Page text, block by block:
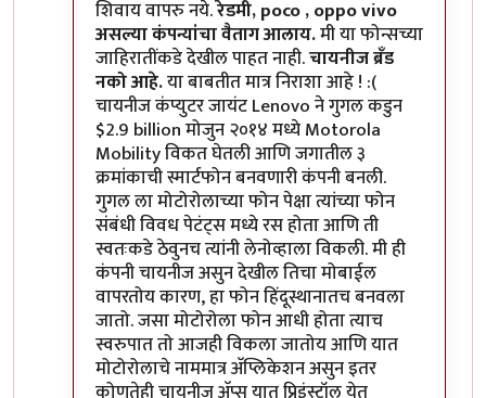
शिवाय वापरु नये.रेडमी, poco , oppo vivo
असल्या कंपन्यांचा वैताग आलाय.मी या फोन्सच्या
जाहिरातींकडे देखील पाहत नाही.चायनीज ब्रँड
नको आहे.या बाबतीत मात्र निराशा आहे ! :(
चायनीज कंप्युटर जायंट Lenovo ने गुगल कडुन
$2.9 billion मोजुन २०१४ मध्ये Motorola
Mobility विकत घेतली आणि जगातील ३
क्रमांकाची स्मार्टफोन बनवणारी कंपनी बनली.
गुगल ला मोटोरोलाच्या फोन पेक्षा त्यांच्या फोन
संबंधी विवध पेटंट्स मध्ये रस होता आणि ती
स्वतःकडे ठेवुनच त्यांनी लेनोव्हाला विकली. मी ही
कंपनी चायनीज असुन देखील तिचा मोबाईल
वापरतोय कारण, हा फोन हिंदूस्थानातच बनवला
जातो. जसा मोटोरोला फोन आधी होता त्याच
स्वरुपात तो आजही विकला जातोय आणि यात
मोटोरोलाचे नाममात्र अ‍ॅप्लिकेशन असुन इतर